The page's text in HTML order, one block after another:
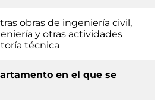
obras de ingeniería civil,
y otras actividades
técnica
en el que se